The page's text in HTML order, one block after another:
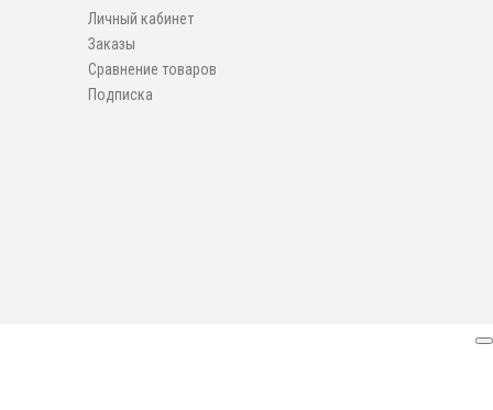
Личный кабинет
Заказы
Сравнение товаров
Подписка